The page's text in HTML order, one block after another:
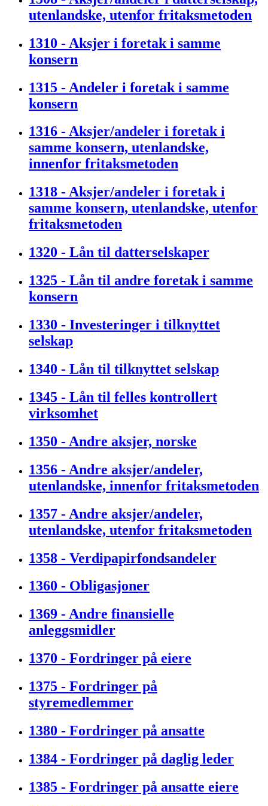
utenlandske, utenfor fritaksmetoden
1310 - Aksjer i foretak i samme
konsern
1315 - Andeler i foretak i samme
konsern
1316 - Aksjer/andeler i foretak i
samme konsern, utenlandske,
innenfor fritaksmetoden
1318 - Aksjer/andeler i foretak i
samme konsern, utenlandske, utenfor
fritaksmetoden
1320 - Lån til datterselskaper
1325 - Lån til andre foretak i samme
konsern
1330 - Investeringer i tilknyttet
selskap
1340 - Lån til tilknyttet selskap
1345 - Lån til felles kontrollert
virksomhet
1350 - Andre aksjer, norske
1356 - Andre aksjer/andeler,
utenlandske, innenfor fritaksmetoden
1357 - Andre aksjer/andeler,
utenlandske, utenfor fritaksmetoden
1358 - Verdipapirfondsandeler
1360 - Obligasjoner
1369 - Andre finansielle
anleggsmidler
1370 - Fordringer på eiere
1375 - Fordringer på
styremedlemmer
1380 - Fordringer på ansatte
1384 - Fordringer på daglig leder
1385 - Fordringer på ansatte eiere